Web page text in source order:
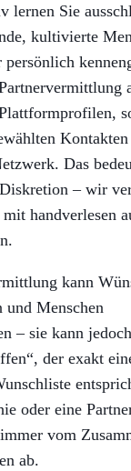
lernen Sie
kultivierte
persönlich
Kontakten
Das
– wir
mit handverlesen
kann
und Menschen
– sie kann
der exakt
oder eine
vom
ab.